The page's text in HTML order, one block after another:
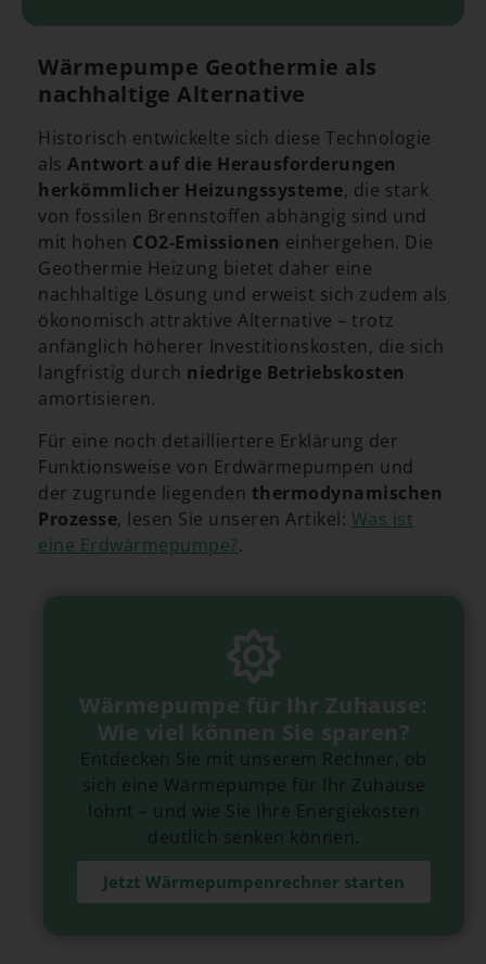
Wärmepumpe Geothermie als
nachhaltige Alternative
Historisch entwickelte sich diese Technologie
als Antwort auf die Herausforderungen
herkömmlicher Heizungssysteme, die stark
von fossilen Brennstoffen abhängig sind und
mit hohen CO2-Emissionen einhergehen. Die
Geothermie Heizung bietet daher eine
nachhaltige Lösung und erweist sich zudem als
ökonomisch attraktive Alternative – trotz
anfänglich höherer Investitionskosten, die sich
langfristig durch niedrige Betriebskosten
amortisieren.
Für eine noch detailliertere Erklärung der
Funktionsweise von Erdwärmepumpen und
der zugrunde liegenden thermodynamischen
Prozesse, lesen Sie unseren Artikel: Was ist
eine Erdwärmepumpe?.
Wärmepumpe für Ihr Zuhause:
Wie viel können Sie sparen?
Entdecken Sie mit unserem Rechner, ob
sich eine Wärmepumpe für Ihr Zuhause
lohnt – und wie Sie Ihre Energiekosten
deutlich senken können.
Jetzt Wärmepumpenrechner starten